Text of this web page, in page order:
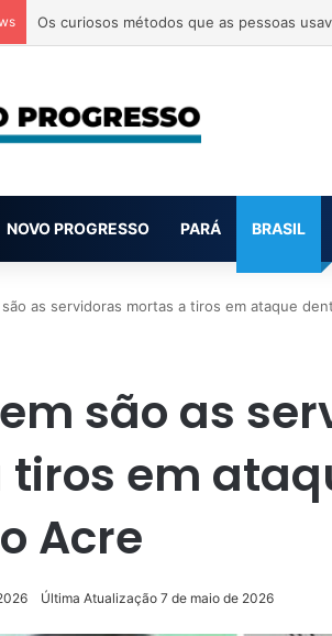
Sobe para 9 número de mortos em tiroteio
NOVO PROGRESSO PARÁ BRASIL
são as servidoras mortas a tiros em ataque
são as
em
Acre
Última Atualização 7 de maio de 2026